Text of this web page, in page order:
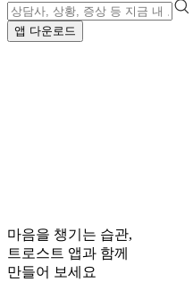
앱 다운로드
마음을 챙기는 습관,
트로스트 앱과 함께
만들어 보세요